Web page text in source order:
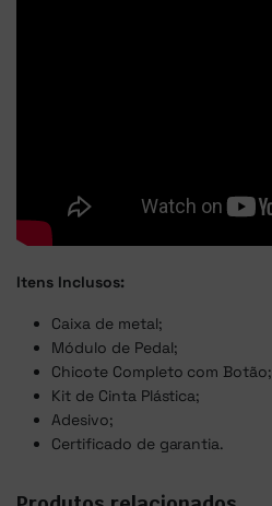
Itens Inclusos:
Caixa de metal;
Módulo de Pedal;
Chicote Completo com Botão;
Kit de Cinta Plástica;
Adesivo;
Certificado de garantia.